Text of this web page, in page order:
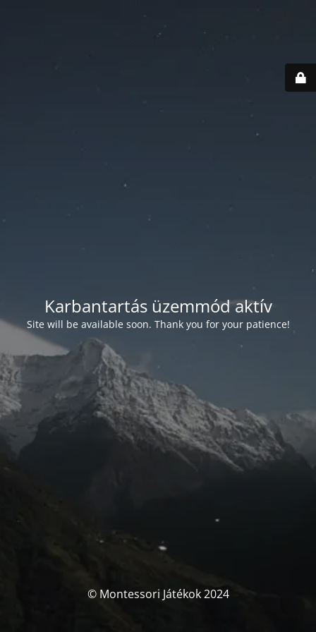
Karbantartás üzemmód aktív
Site will be available soon. Thank you for your patience!
© Montessori Játékok 2024